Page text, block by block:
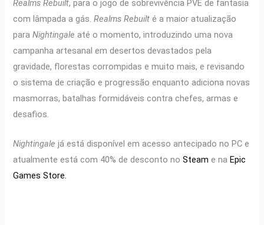
s
A
p
p
b
o
o
k
gr
a
m
Li
n
k
e
Realms Rebuilt, para o jogo de sobrevivência PVE de fantasia
com lâmpada a gás.Realms Rebuilt é a maior atualização
paraNightingale até o momento, introduzindo uma nova
campanha artesanal em desertos devastados pela
gravidade, florestas corrompidas e muito mais, e revisando
o sistema de criação e progressão enquanto adiciona novas
masmorras, batalhas formidáveis ​​contra chefes, armas e
desafios.
Nightingale já está disponível em acesso antecipado no PC e
atualmente está com 40% de desconto noSteam e na Epic
Games Store.